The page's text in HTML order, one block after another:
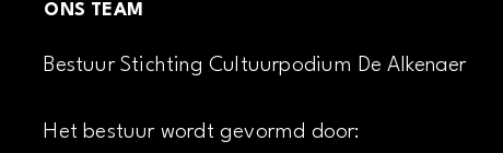
ONS TEAM
Bestuur Stichting Cultuurpodium De Alkenaer
Het bestuur wordt gevormd door: